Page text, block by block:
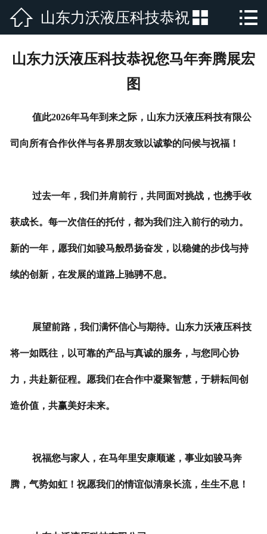
 网站首页
厂房厂景
行业新闻
在线留言
 山东力沃液压科技恭祝
您马年奔腾展宏图
 
山东力沃液压科技恭祝您马年奔腾展宏
图
值此2026年马年到来之际，山东力沃液压科技有限公
司向所有合作伙伴与各界朋友致以诚挚的问候与祝福！
过去一年，我们并肩前行，共同面对挑战，也携手收
获成长。每一次信任的托付，都为我们注入前行的动力。
新的一年，愿我们如骏马般昂扬奋发，以稳健的步伐与持
续的创新，在发展的道路上驰骋不息。
展望前路，我们满怀信心与期待。山东力沃液压科技
将一如既往，以可靠的产品与真诚的服务，与您同心协
力，共赴新征程。愿我们在合作中凝聚智慧，于耕耘间创
造价值，共赢美好未来。
祝福您与家人，在马年里安康顺遂，事业如骏马奔
腾，气势如虹！祝愿我们的情谊似清泉长流，生生不息！